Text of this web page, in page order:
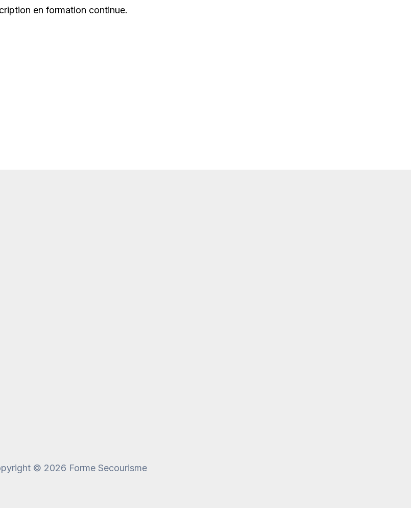
en formation continue.
© 2026 Forme Secourisme